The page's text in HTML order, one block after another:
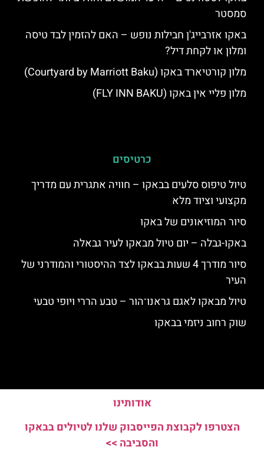
סמסטר
באקו אזרבייג'ן חבילות נופש – האם להזמין לבד טיסה
ומלון או לקחת דיל?
מלון קורטיארד באקו (Courtyard by Marriott Baku)
מלון פליי אין באקו (FLY INN BAKU)
כרטיסים
טיול טיפוס סלעים בבאקו – חוויה אתגרית עם מדריך
מקצועי וציוד מלא
סיור המוזיאונים של באקו
באקו-גבלה – יום טיול מבאקו לעיר גבאלה
סיור מודרך 4 שעות בבאקו לצד ההיסטורי והמודרני של
העיר
טיול מבאקו לאגם גראנו־הור – טבע הררי ויופי טבעי
שוק רחוב ניזמי בבאקו
אודותינו
הצטרפו לקבוצת הפייסבוק שלנו לטיולים בבאקו
והסביבה >>